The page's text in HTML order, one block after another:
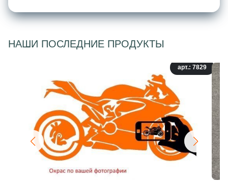
НАШИ ПОСЛЕДНИЕ ПРОДУКТЫ
арт.: 7829